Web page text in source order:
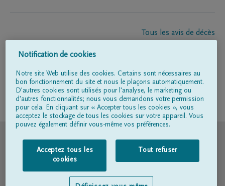
Tous les avis de décès
Entrepreneur de pompes funèbres
Suivez-nous sur
Conditions d'utilisation
Déclaration relative à la vie privée
Notification de cookies
Notre site Web utilise des cookies. Certains sont nécessaires au
bon fonctionnement du site et nous le plaçons automatiquement.
D'autres cookies sont utilisés pour l'analyse, le marketing ou
d'autres fonctionnalités; nous vous demandons votre permission
pour cela. En cliquant sur « Accepter tous les cookies », vous
acceptez le stockage de tous les cookies sur votre appareil. Vous
pouvez également définir vous-même vos préférences.
Acceptez tous les
cookies
Tout refuser